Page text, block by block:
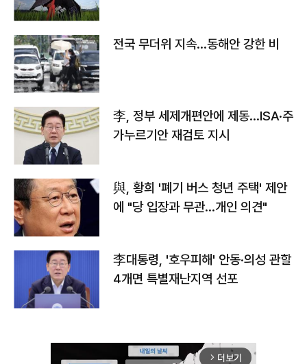
전국 무더위 지속…동해안 강한 비
李, 정부 세제개편안에 제동…ISA·주
가누르기안 재검토 지시
與, 황희 '폐기 버스 청년 주택' 제안
에 "당 입장과 무관…개인 의견"
李대통령, '호우피해' 안동·의성 관할
4개면 특별재난지역 선포
arrow_forward_ios 더보기